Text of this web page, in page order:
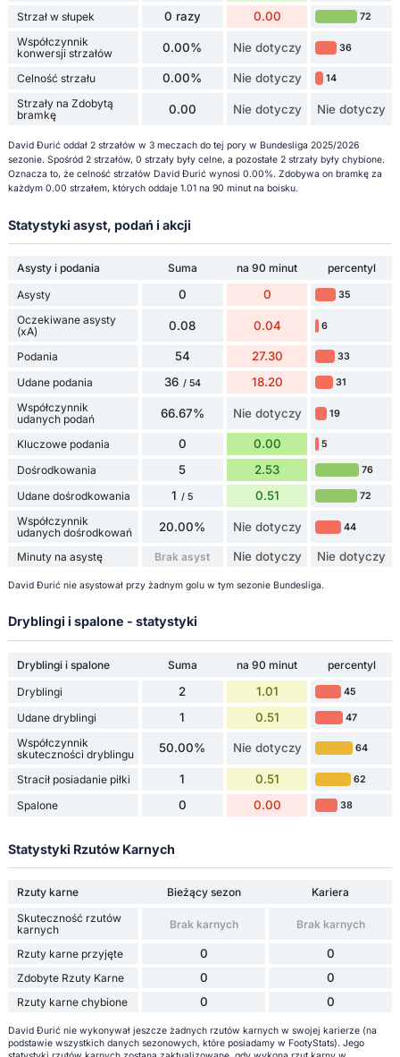
Strzał w słupek 0 razy 0.00 72
Współczynnik
konwersji strzałów
0.00% Nie dotyczy 36
Celność strzału 0.00% Nie dotyczy 14
Strzały na Zdobytą
bramkę
0.00 Nie dotyczy Nie dotyczy
David Đurić oddał 2 strzałów w 3 meczach do tej pory w Bundesliga 2025/2026
sezonie. Spośród 2 strzałów, 0 strzały były celne, a pozostałe 2 strzały były chybione.
Oznacza to, że celność strzałów David Đurić wynosi 0.00%. Zdobywa on bramkę za
każdym 0.00 strzałem, których oddaje 1.01 na 90 minut na boisku.
Statystyki asyst, podań i akcji
Asysty i podania Suma na 90 minut
percentyl
Asysty
0 0 35
Oczekiwane asysty
(xA)
0.08 0.04 6
Podania 54 27.30 33
Udane podania 36 / 54 18.20 31
Współczynnik
udanych podań
66.67% Nie dotyczy 19
Kluczowe podania 0 0.00 5
Dośrodkowania 5 2.53 76
Udane dośrodkowania 1 / 5 0.51 72
Współczynnik
udanych dośrodkowań
20.00% Nie dotyczy 44
Minuty na asystę Brak asyst Nie dotyczy Nie dotyczy
David Đurić nie asystował przy żadnym golu w tym sezonie Bundesliga.
Dryblingi i spalone - statystyki
Dryblingi i spalone Suma na 90 minut
percentyl
Dryblingi
2 1.01 45
Udane dryblingi 1 0.51 47
Współczynnik
skuteczności dryblingu
50.00% Nie dotyczy 64
Stracił posiadanie piłki 1 0.51 62
Spalone 0 0.00 38
Statystyki Rzutów Karnych
Rzuty karne Bieżący sezon
Kariera
Skuteczność rzutów
karnych
Brak karnych Brak karnych
Rzuty karne przyjęte 0 0
Zdobyte Rzuty Karne 0 0
Rzuty karne chybione 0 0
David Đurić nie wykonywał jeszcze żadnych rzutów karnych w swojej karierze (na
podstawie wszystkich danych sezonowych, które posiadamy w FootyStats). Jego